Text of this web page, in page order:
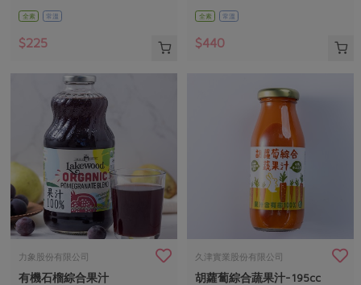
全素 常溫
$225
全素 常溫
$440
力象股份有限公司
有機石榴綜合果汁
久津實業股份有限公司
胡蘿蔔綜合蔬果汁-195cc